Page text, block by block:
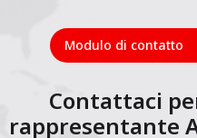
Modulo di contatto
Contattaci
rappresentante